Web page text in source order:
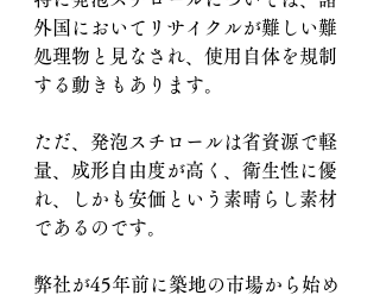
外国においてリサイクルが難しい難
処理物と見なされ、使用自体を規制
する動きもあります。
ただ、発泡スチロールは省資源で軽
量、成形自由度が高く、衛生性に優
れ、しかも安価という素晴らし素材
であるのです。
弊社が45年前に築地の市場から始め